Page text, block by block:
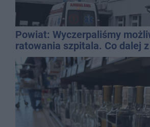
Powiat: Wyczerpaliśmy
ratowania szpitala. Co dalej